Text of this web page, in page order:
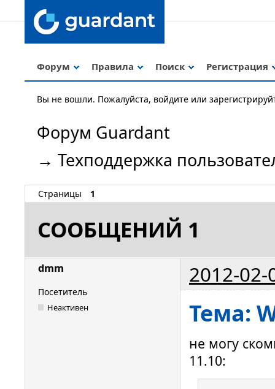
Форум Правила Поиск Регистрация
Вы не вошли. Пожалуйста, войдите или
Форум Guardant
→ Техподдержка
Страницы 1
СООБЩЕНИЙ 1
dmm 2012-02-
Посетитель
Неактивен Тема:
не могу
11.10: